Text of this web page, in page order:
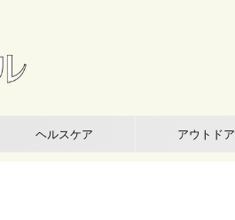
ヘルスケア アウトドア